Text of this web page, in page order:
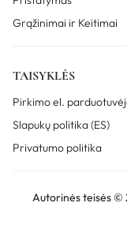
Grąžinimai ir Keitimai
TAISYKLĖS
Pirkimo el.
Slapukų politika (ES)
Privatumo politika
Autorinės teisės ©